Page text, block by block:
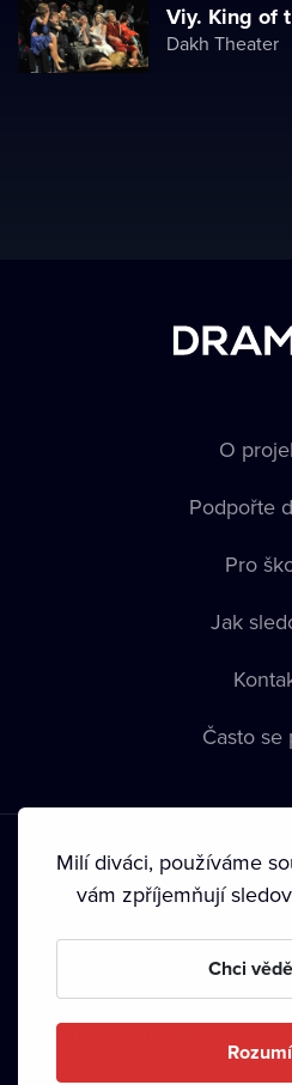
Viy. King of
Dakh Theater
O
Podpořte
Pro
Jak
Často se
Podmínky používání • Ochrana
• Autorská
Milí diváci, používáme
vám zpříjemňují
Chci